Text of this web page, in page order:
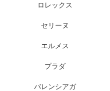
ロレックス
セリーヌ
エルメス
プラダ
バレンシアガ